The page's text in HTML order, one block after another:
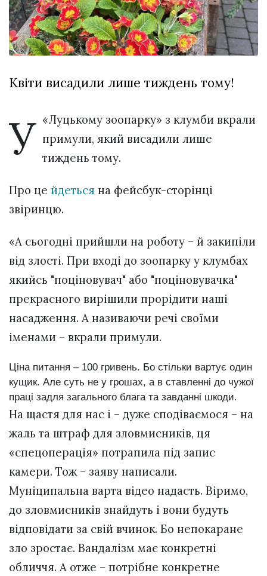
XIX
Спартакіада
VolWe...
29 Липня 2026
566 переглядів
Всі розділи
Персона
Афіша
ZONE 18+
Політика конфіденційності
Квіти висадили лише тиждень тому!
У «Луцькому зоопарку» з клумби вкрали
примули, який висадили лише
тиждень тому.
Про це йдеться на фейсбук-сторінці
звіринцю.
«А сьогодні прийшли на роботу – й закипіли
від злості. При вході до зоопарку у клумбах
якийсь "поціновувач" або "поціновувачка"
прекрасного вирішили прорідити наші
насадження. А називаючи речі своїми
іменами – вкрали примули.
Ціна питання – 100 гривень. Бо стільки вартує один
кущик. Але суть не у грошах, а в ставленні до чужої
праці задля загального блага та завданні шкоди.
На щастя для нас і – дуже сподіваємося – на
жаль та штраф для зловмисників, ця
«спецоперація» потрапила під запис
камери. Тож – заяву написали.
Муніципальна варта відео надасть. Віримо,
до зловмисників знайдуть і вони будуть
відповідати за свій вчинок. Бо непокаране
зло зростає. Вандалізм має конкретні
обличчя. А отже – потрібне конкретне